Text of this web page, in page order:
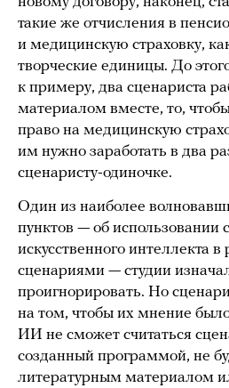
такие же отчисления в
и медицинскую страховку,
творческие единицы. До
к примеру, два сценариста
материалом вместе, то,
право на медицинскую
им нужно заработать в два
сценаристу-одиночке.
Один из наиболее
пунктов — об использовании
искусственного интеллекта в
сценариями — студии
проигнорировать. Но
на том, чтобы их мнение
ИИ не сможет считаться
созданный программой, не
литературным материалом